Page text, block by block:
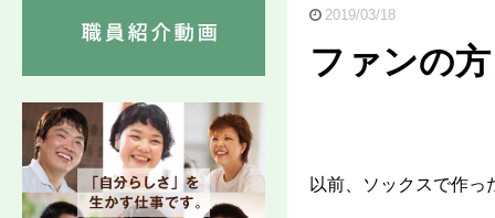
2019/03/18
ファンの
以前、ソックスで作